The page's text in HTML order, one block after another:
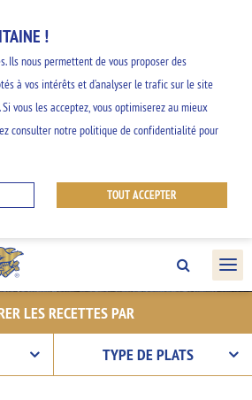
!
Ils nous permettent de vous proposer des
à vos intérêts et d’analyser le trafic sur le site
vous les acceptez, vous optimiserez au mieux
consulter notre politique de confidentialité pour
TOUT ACCEPTER
idées faciles et originales et
IMPERIAL.
LES RECETTES PAR
TYPE DE PLATS